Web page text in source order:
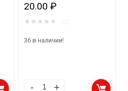
31215 АВТОСВЕТ
20.00₽
★ ★ ★ ★ ★
36 в наличии!